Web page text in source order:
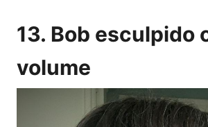
13. Bob esculpido
volume